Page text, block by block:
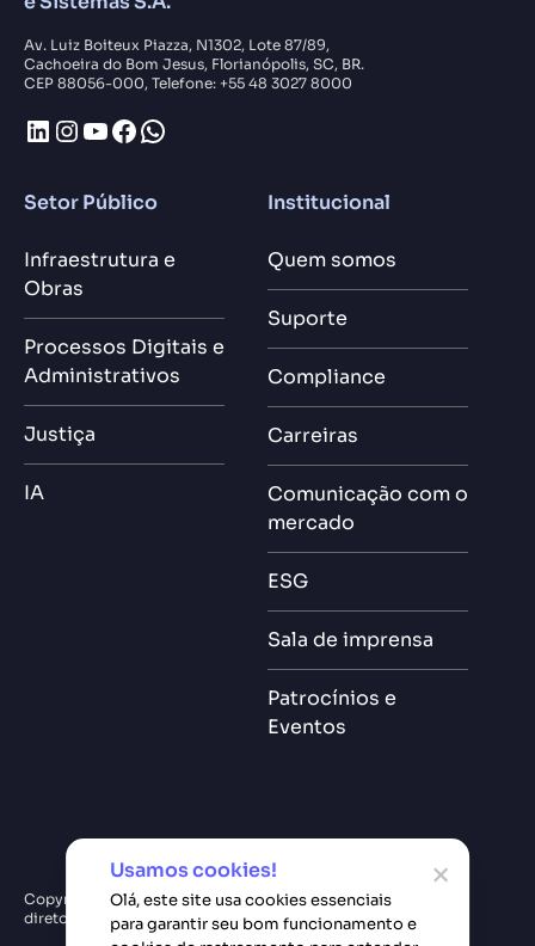
Av. Luiz Boiteux Piazza, N1302, Lote 87/89,
Cachoeira do Bom Jesus, Florianópolis, SC, BR.
CEP 88056-000, Telefone: +55 48 3027 8000
LinkedIn
Instagram
Youtube
Facebook
WhatsApp
Setor Público
Infraestrutura e
Obras
Processos Digitais e
Administrativos
Justiça
IA
Institucional
Quem somos
Suporte
Compliance
Carreiras
Comunicação com o
mercado
ESG
Sala de imprensa
Patrocínios e
Eventos
Copyright © Softplan. Todos
diretos reservados.
Política de privacidade
Usamos cookies!
Olá, este site usa cookies essenciais
para garantir seu bom funcionamento e